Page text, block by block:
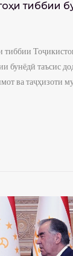
тиббии
таъсис
ва таҷҳизоти